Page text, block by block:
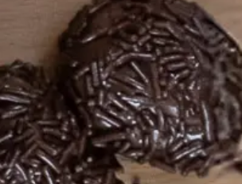
Mitmachen & Entdecken
Service
Sortiment